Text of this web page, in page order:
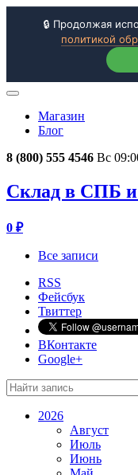
🔒 Продолжая
политикой
Магазин
Блог
8 (800) 555 4546 Вс
Склад в СПБ
0 ₽
Все записи
RSS
Фейсбук
Твиттер
ВКонтакте
Google+
2026
Август
Июль
Июнь